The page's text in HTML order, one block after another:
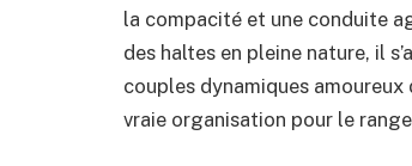
la compacité et une conduite
des haltes en pleine nature, il
couples dynamiques
vraie organisation pour le